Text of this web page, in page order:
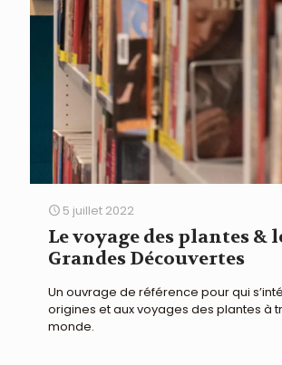
5 juillet 2022
Le voyage des plantes &
Grandes Découvertes
Un ouvrage de référence pour qui
origines et aux voyages des plantes à
monde.